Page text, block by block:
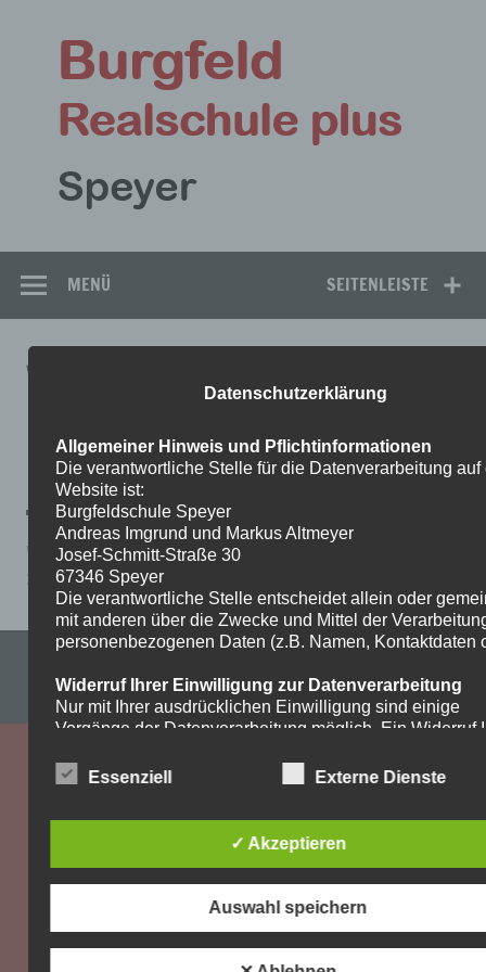
springen
SEITENLEISTE
MENÜ
WOCHENPLANARBEIT-
EV.RELIGION-KLASSE-9-UND-
10_-BIS-20.5.20
Wochenplanarbeit-Ev.Religion-Klasse-9-und-10_-bis-
20.5.20
Impressum & Datenschutzerklärung
WordPress-Theme: Dynamic News von ThemeZee.
Datenschutzerklärung
Allgemeiner Hinweis und Pflichtinformationen
Die verantwortliche Stelle für die Datenverarbeitung auf
Website ist:
Burgfeldschule Speyer
Andreas Imgrund und Markus Altmeyer
Josef-Schmitt-Straße 30
67346 Speyer
Die verantwortliche Stelle entscheidet allein oder
mit anderen über die Zwecke und Mittel der
personenbezogenen Daten (z.B. Namen, Kontaktdaten
Widerruf Ihrer Einwilligung zur Datenverarbeitung
Nur mit Ihrer ausdrücklichen Einwilligung sind einige
Vorgänge der Datenverarbeitung möglich. Ein Widerruf
Widerruf genügt eine formlose Mitteilung per E-Mail. Die
Recht auf Beschwerde bei der zuständigen
Aufsichtsbehörde
Als Betroffener steht Ihnen im Falle eines
der zuständigen Aufsichtsbehörde zu. Zuständige
Aufsichtsbehörde bezüglich datenschutzrechtlicher
Essenziell Externe Dienste
✓ Akzeptieren
Auswahl speichern